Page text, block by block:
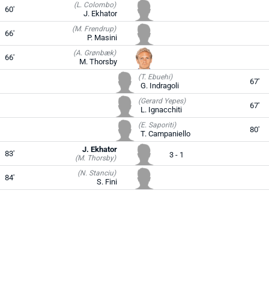
60' (L. Colombo)
J. Ekhator
66' (M. Frendrup)
P. Masini
66' (A. Grønbæk)
M. Thorsby
(T. Ebuehi)
G. Indragoli 67'
(Gerard Yepes)
L. Ignacchiti 67'
(E. Saporiti)
T. Campaniello 80'
83' (M. Thorsby)
J. Ekhator
3 - 1
84' (N. Stanciu)
S. Fini